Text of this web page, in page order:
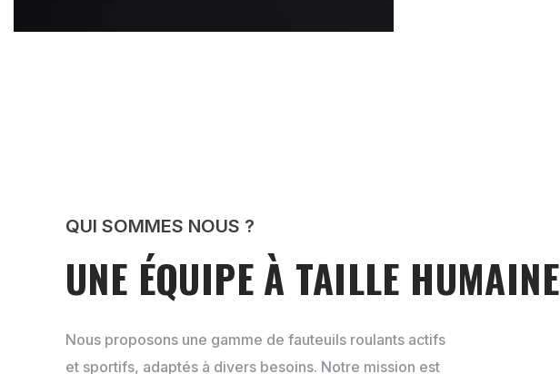
QUI SOMMES NOUS ?
UNE ÉQUIPE À TAILLE HUMAINE
Nous proposons une gamme de fauteuils roulants actifs
et sportifs, adaptés à divers besoins. Notre mission est